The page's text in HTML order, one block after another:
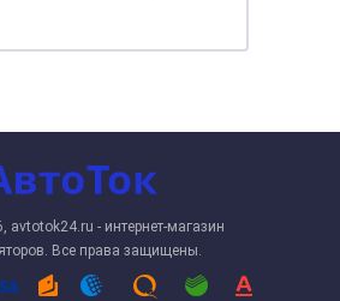
avtotok24.ru - интернет-магазин
Все права защищены.